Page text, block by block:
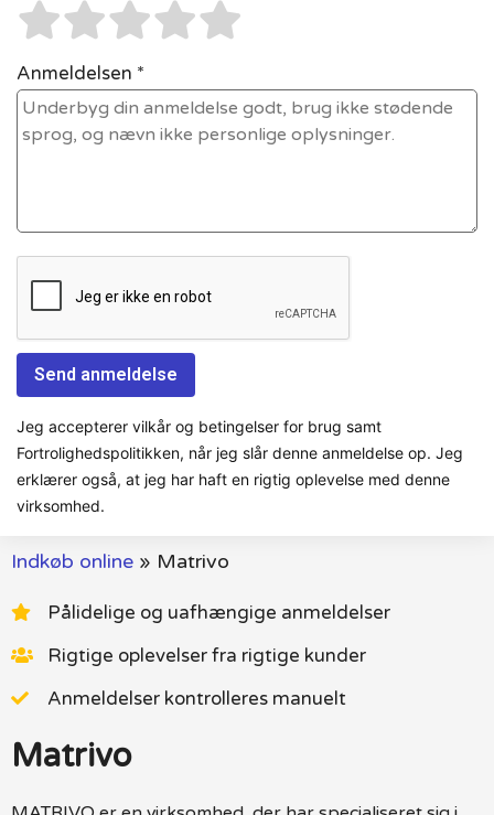
Anmeldelsen *
Jeg accepterer vilkår og betingelser for brug samt
Fortrolighedspolitikken, når jeg slår denne anmeldelse op. Jeg
erklærer også, at jeg har haft en rigtig oplevelse med denne
virksomhed.
Indkøb online » Matrivo
Pålidelige og uafhængige anmeldelser
Rigtige oplevelser fra rigtige kunder
Anmeldelser kontrolleres manuelt
Matrivo